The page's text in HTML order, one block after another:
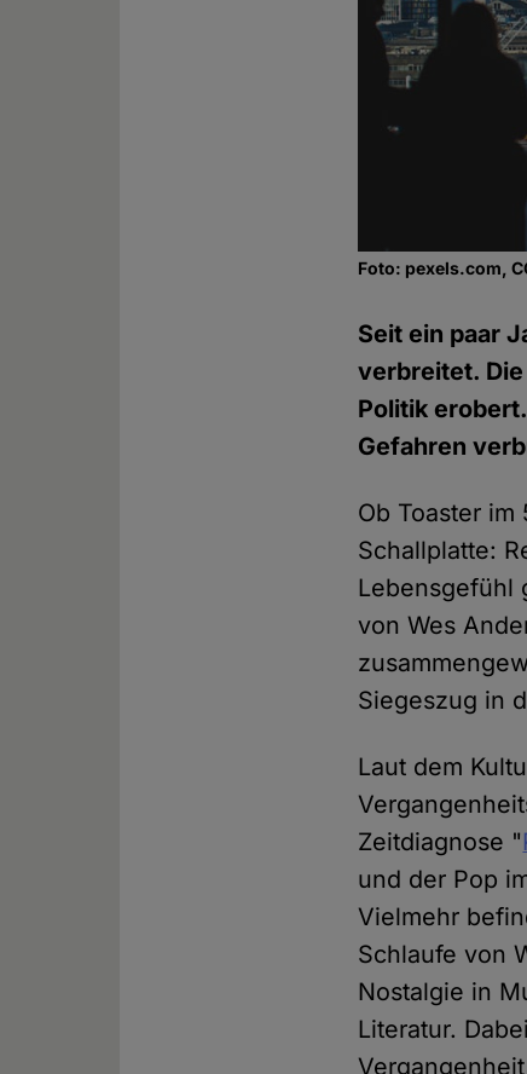
Foto: pexels.com,
Seit ein paar
verbreitet.
Politik
Gefahren
Ob Toaster
Schallplatte:
Lebensgefühl
von Wes
Siegeszug in
Laut dem
Zeitdiagnose "
und der Pop
Vielmehr
Schlaufe von
Nostalgie in
Literatur.